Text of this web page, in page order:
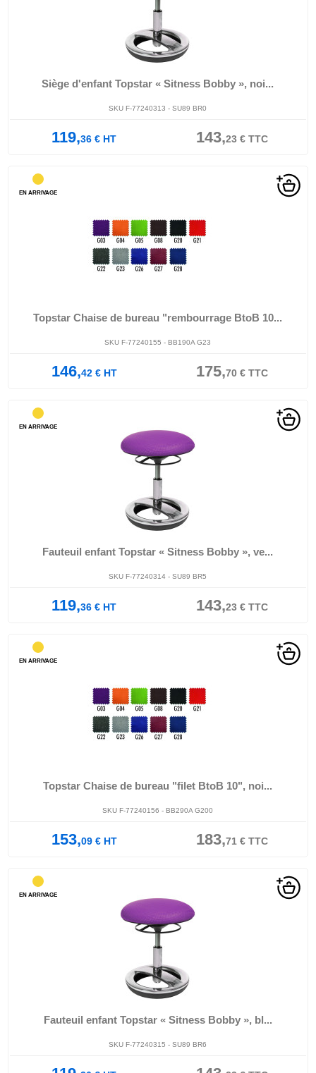
Siège d'enfant Topstar « Sitness Bobby », noi...
SKU F-77240313 - SU89 BR0
119,36 € HT 143,23€TTC
Topstar Chaise de bureau "rembourrage BtoB 10...
SKU F-77240155 - BB190A G23
146,42€HT 175,70€TTC
EN ARRIVAGE
Fauteuil enfant Topstar « Sitness Bobby », ve...
SKU F-77240314 - SU89 BR5
119,36 € HT 143,23€TTC
EN ARRIVAGE
Topstar Chaise de bureau "filet BtoB 10", noi...
SKU F-77240156 - BB290A G200
153,09€HT 183,71 €TTC
EN ARRIVAGE
Fauteuil enfant Topstar « Sitness Bobby », bl...
SKU F-77240315 - SU89 BR6
EN ARRIVAGE